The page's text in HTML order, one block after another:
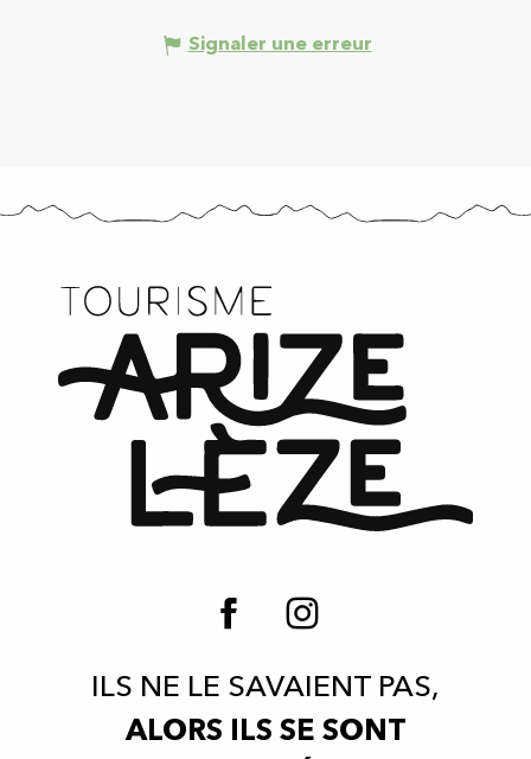
Signaler une erreur
ILS NE LE SAVAIENT PAS,
ALORS ILS SE SONT